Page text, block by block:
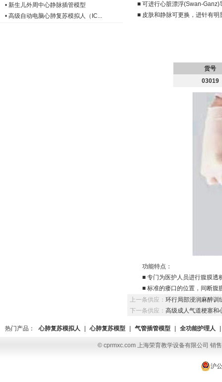
• 新生儿外周中心静脉插管模型
• 高级自动电脑心肺复苏模拟人（IC...
■ 可进行心脏漂浮(Swan-Ganz)
■ 皮肤和静脉可更换，进针有明
货号
03019
功能特点：
■ 专门为医护人员进行腹膜透
■ 标准的瘘口的位置，间断腹
上一条供应： 环行局部浸润麻醉训
下一条供应： 高级成人气道梗塞和
热门产品： 心肺复苏模拟人 心肺复苏模型 气管插管模型 全功能护理人
© cprmxc.com 上海荣育教学设备有限公司 销
沪